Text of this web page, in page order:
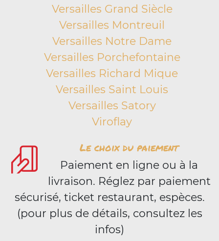
Versailles Grand Siècle
Versailles Montreuil
Versailles Notre Dame
Versailles Porchefontaine
Versailles Richard Mique
Versailles Saint Louis
Versailles Satory
Viroflay
Le choix du paiement
Paiement en ligne ou à la
livraison. Réglez par paiement
sécurisé, ticket restaurant, espèces.
(pour plus de détails, consultez les
infos)